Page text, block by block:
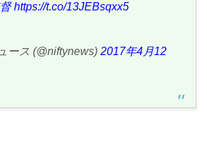
https://t.co/13JEBsqxx5
ース (@niftynews) 2017年4月12